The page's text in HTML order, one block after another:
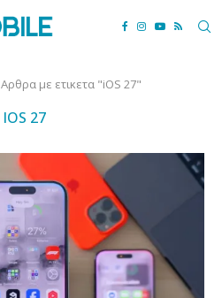
Αρθρα με ετικετα "iOS 27"
IOS 27